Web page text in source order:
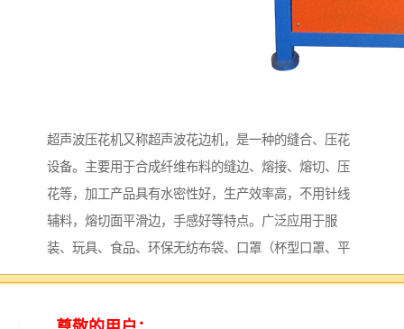
超声波压花机又称超声波花边机，是一种的缝合、压花
设备。主要用于合成纤维布料的缝边、熔接、熔切、压
花等，加工产品具有水密性好，生产效率高，不用针线
辅料，熔切面平滑边，手感好等特点。广泛应用于服
装、玩具、食品、环保无纺布袋、口罩（杯型口罩、平
面口罩、立体口罩等）等行业。